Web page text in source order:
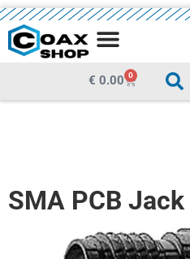
€ 0.00 0
SMA PCB Jack